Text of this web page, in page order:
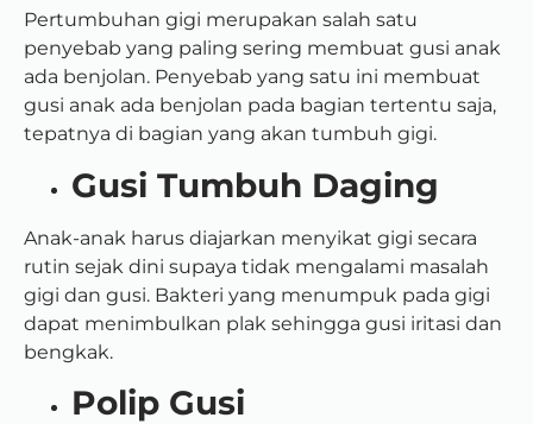
Pertumbuhan gigi merupakan salah satu
penyebab yang paling sering membuat gusi anak
ada benjolan. Penyebab yang satu ini membuat
gusi anak ada benjolan pada bagian tertentu saja,
tepatnya di bagian yang akan tumbuh gigi.
Gusi Tumbuh Daging
Anak-anak harus diajarkan menyikat gigi secara
rutin sejak dini supaya tidak mengalami masalah
gigi dan gusi. Bakteri yang menumpuk pada gigi
dapat menimbulkan plak sehingga gusi iritasi dan
bengkak.
Polip Gusi